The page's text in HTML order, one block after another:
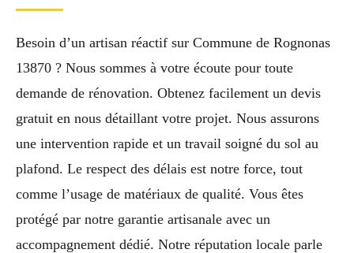
Besoin d’un artisan réactif sur Commune de Rognonas
13870 ? Nous sommes à votre écoute pour toute
demande de rénovation. Obtenez facilement un devis
gratuit en nous détaillant votre projet. Nous assurons
une intervention rapide et un travail soigné du sol au
plafond. Le respect des délais est notre force, tout
comme l’usage de matériaux de qualité. Vous êtes
protégé par notre garantie artisanale avec un
accompagnement dédié. Notre réputation locale parle